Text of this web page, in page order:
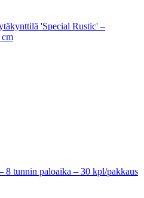
'Special Rustic' –
cm
8 tunnin paloaika – 30 kpl/pakkaus